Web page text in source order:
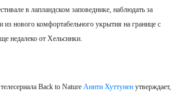
в лапландском заповеднике, наблюдать за
нового комфортабельного укрытия на границе с
недалеко от Хельсинки.
Back to Nature Аннти Хуттунен утверждает,